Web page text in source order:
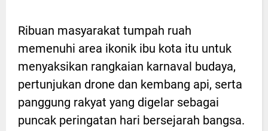
Ribuan masyarakat tumpah ruah
memenuhi area ikonik ibu kota itu untuk
menyaksikan rangkaian karnaval budaya,
pertunjukan drone dan kembang api, serta
panggung rakyat yang digelar sebagai
puncak peringatan hari bersejarah bangsa.